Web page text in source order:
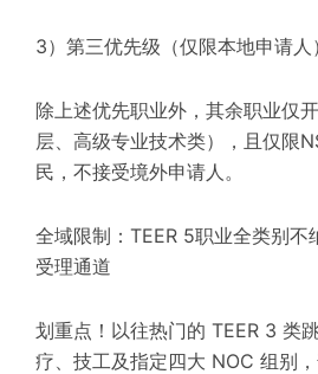
3）第三优先级（仅限本地申请人）
除上述优先职业外，其余职业仅
层、高级专业技术类），且仅限
民，不接受境外申请人。
全域限制：TEER 5职业全类别不
受理通道
划重点！以往热门的 TEER 3 类
疗、技工及指定四大 NOC 组别